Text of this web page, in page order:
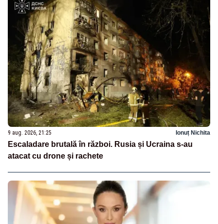
9 aug. 2026, 21:25 Ionuț Nichita
Escaladare brutală în război. Rusia și Ucraina s-au
atacat cu drone și rachete